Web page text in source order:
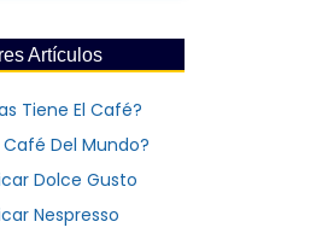
Artículos
Tiene El Café?
Café Del Mundo?
Dolce Gusto
Nespresso